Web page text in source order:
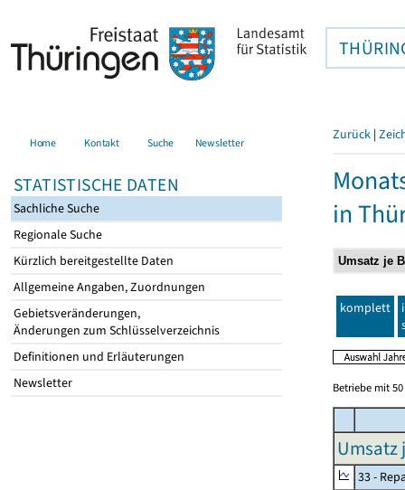
Home Kontakt Suche Newsletter
STATISTISCHE DATEN
Sachliche Suche
Regionale Suche
Kürzlich bereitgestellte Daten
Allgemeine Angaben, Zuordnungen
Gebietsveränderungen,
Änderungen zum Schlüsselverzeichnis
Definitionen und Erläuterungen
Newsletter
Zurück |
in
komplett
Betriebe mit
Umsatz
33 -